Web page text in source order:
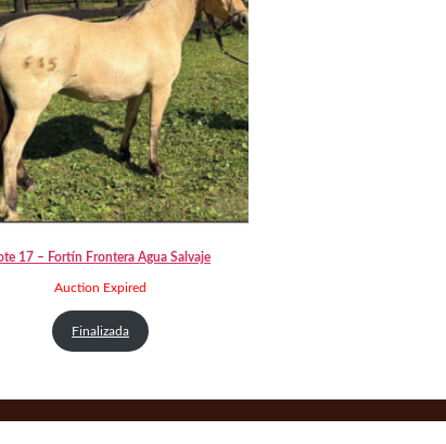
17 – Fortín Frontera Agua Salvaje
Auction Expired
Finalizada